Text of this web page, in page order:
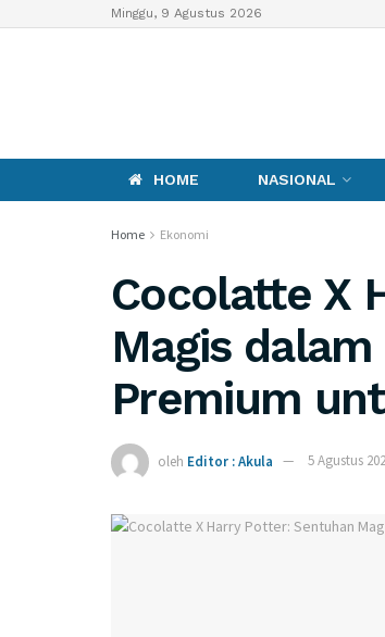
Minggu, 9 Agustus 2026
HOME NASIONAL
Home Ekonomi
Cocolatte X
Magis
Premium
oleh Editor : Akula 5 Agustus